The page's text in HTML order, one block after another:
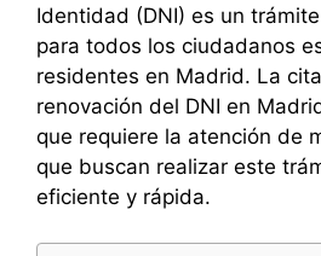
Identidad (DNI) es un
para todos los ciudadanos
residentes en Madrid. La
renovación del DNI en
que requiere la atención de
que buscan realizar este
eficiente y rápida.